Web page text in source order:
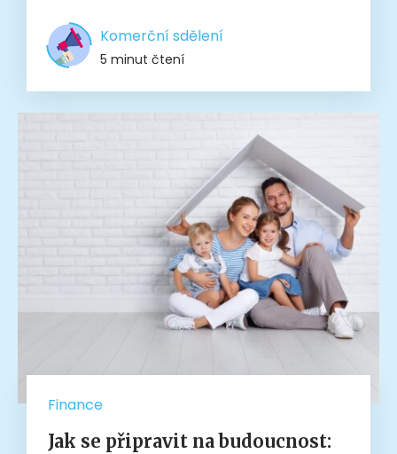
Komerční sdělení
5 minut čtení
Finance
Jak se připravit na budoucnost: